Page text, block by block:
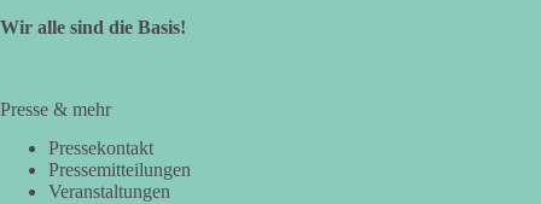
Wir alle sind die Basis!
Presse & mehr
Pressekontakt
Pressemitteilungen
Veranstaltungen